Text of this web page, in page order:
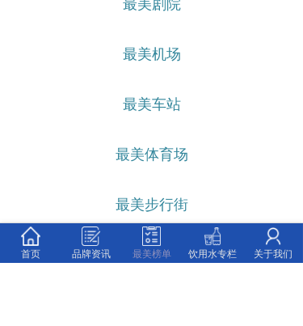
最美剧院
最美机场
最美车站
最美体育场
最美步行街
最美榜单机构推荐
首页 品牌资讯 最美榜单 饮用水专栏 关于我们